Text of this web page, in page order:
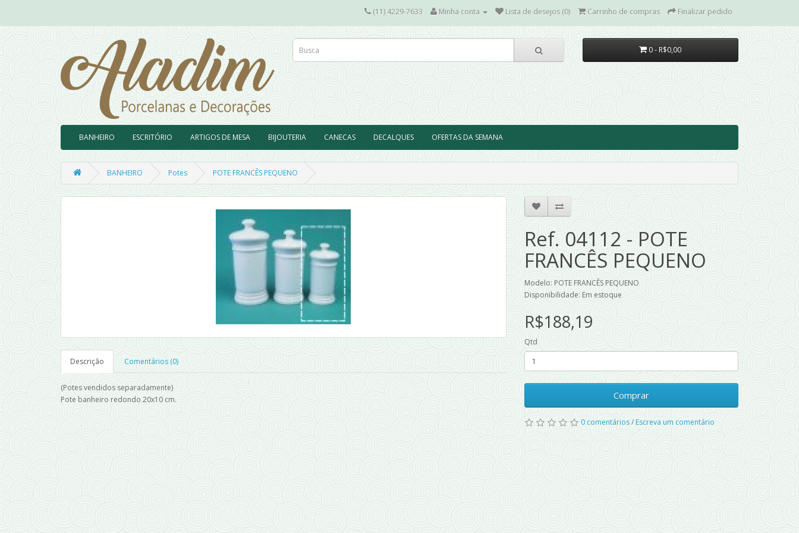
(11) 4229-7633 Minha conta Lista de desejos (0) Carrinho de compras Finalizar pedido
0 - R$0,00
BANHEIRO ESCRITÓRIO ARTIGOS DE MESA BIJOUTERIA CANECAS DECALQUES OFERTAS DA SEMANA
BANHEIRO Potes POTE FRANCÊS PEQUENO
Descrição Comentários (0)
(Potes vendidos separadamente)
Pote banheiro redondo 20x10 cm.
Ref. 04112 - POTE
FRANCÊS PEQUENO
Modelo: POTE FRANCÊS PEQUENO
Disponibilidade: Em estoque
R$188,19
Qtd
Comprar
0 comentários/Escreva um comentário